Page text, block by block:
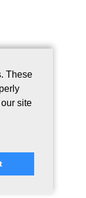
These
site